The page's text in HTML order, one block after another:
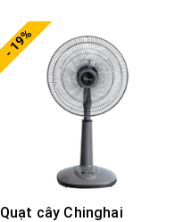
- 19%
Quạt cây Chinghai